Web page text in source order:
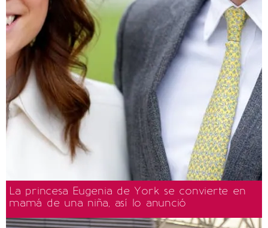
La princesa Eugenia de York se convierte en
mamá de una niña, así lo anunció